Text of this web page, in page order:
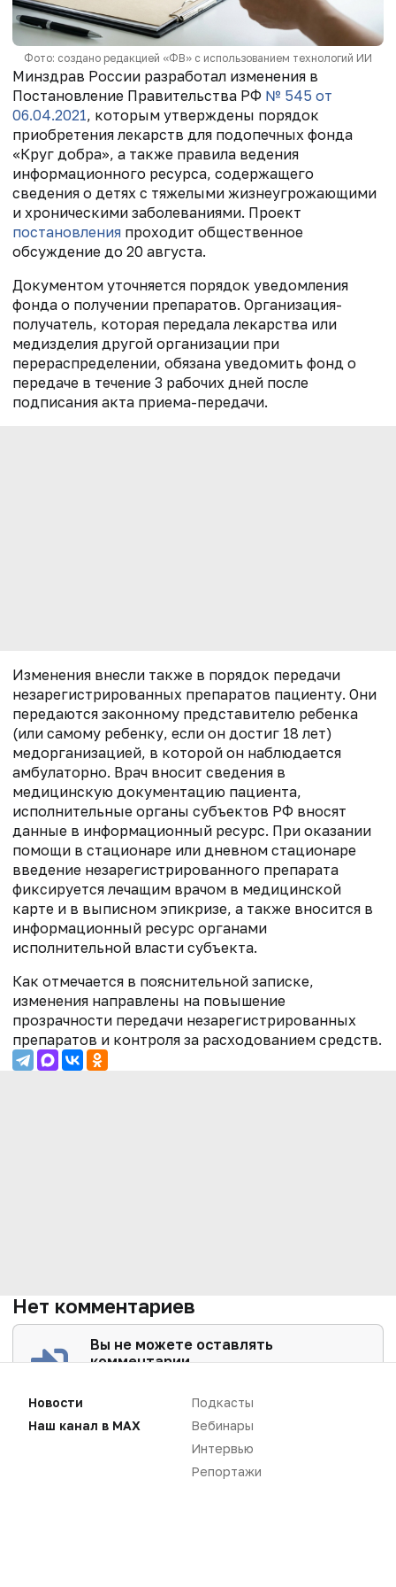
Фото: создано редакцией «ФВ» с использованием технологий ИИ
Минздрав России разработал изменения в
Постановление Правительства РФ № 545 от
06.04.2021, которым утверждены порядок
приобретения лекарств для подопечных фонда
«Круг добра», а также правила ведения
информационного ресурса, содержащего
сведения о детях с тяжелыми жизнеугрожающими
и хроническими заболеваниями. Проект
постановления проходит общественное
обсуждение до 20 августа.
Документом уточняется порядок уведомления
фонда о получении препаратов. Организация-
получатель, которая передала лекарства или
медизделия другой организации при
перераспределении, обязана уведомить фонд о
передаче в течение 3 рабочих дней после
подписания акта приема-передачи.
Изменения внесли также в порядок передачи
незарегистрированных препаратов пациенту. Они
передаются законному представителю ребенка
(или самому ребенку, если он достиг 18 лет)
медорганизацией, в которой он наблюдается
амбулаторно. Врач вносит сведения в
медицинскую документацию пациента,
исполнительные органы субъектов РФ вносят
данные в информационный ресурс. При оказании
помощи в стационаре или дневном стационаре
введение незарегистрированного препарата
фиксируется лечащим врачом в медицинской
карте и в выписном эпикризе, а также вносится в
информационный ресурс органами
исполнительной власти субъекта.
Как отмечается в пояснительной записке,
изменения направлены на повышение
прозрачности передачи незарегистрированных
препаратов и контроля за расходованием средств.
Нет комментариев
Вы не можете оставлять
комментарии
Новости
Наш канал в MAX
Подкасты
Вебинары
Интервью
Репортажи